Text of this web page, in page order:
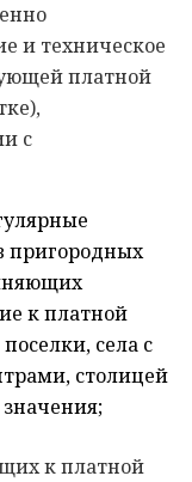
и техническое
платной
с
пригородных
к платной
села с
столицей
к платной